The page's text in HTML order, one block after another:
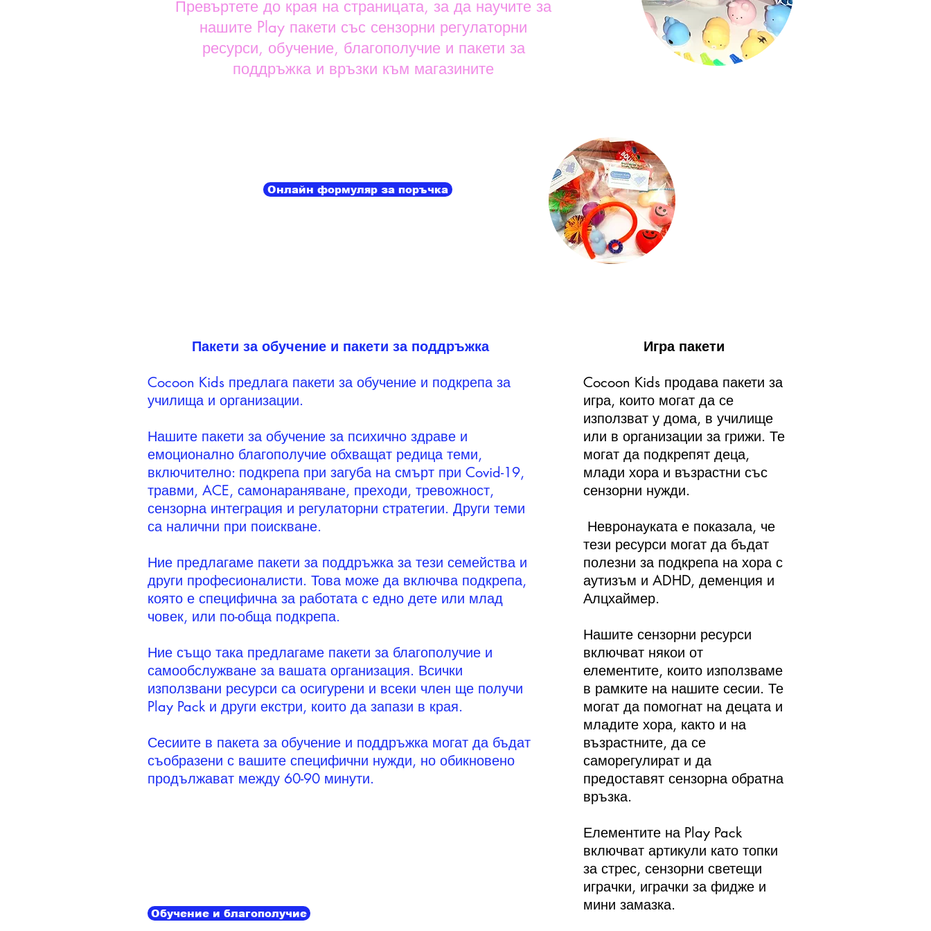
Превъртете до края на страницата, за да научите за
нашите Play пакети със сензорни регулаторни
ресурси, обучение, благополучие и пакети за
поддръжка и връзки към магазините
Онлайн формуляр за поръчка
Пакети за обучение и пакети за поддръжка
Cocoon Kids предлага пакети за обучение и подкрепа за
училища и организации.
Нашите пакети за обучение за психично здраве и
емоционално благополучие обхващат редица теми,
включително: подкрепа при загуба на смърт при Covid-19,
травми, ACE, самонараняване, преходи, тревожност,
сензорна интеграция и регулаторни стратегии. Други теми
са налични при поискване.
Ние предлагаме пакети за поддръжка за тези семейства и
други професионалисти. Това може да включва подкрепа,
която е специфична за работата с едно дете или млад
човек, или по-обща подкрепа.
Ние също така предлагаме пакети за благополучие и
самообслужване за вашата организация. Всички
използвани ресурси са осигурени и всеки член ще получи
Play Pack и други екстри, които да запази в края.
Сесиите в пакета за обучение и поддръжка могат да бъдат
съобразени с вашите специфични нужди, но обикновено
продължават между 60-90 минути.
Обучение и благополучие
Игра пакети
Cocoon Kids продава пакети за
игра, които могат да се
използват у дома, в училище
или в организации за грижи. Те
могат да подкрепят деца,
млади хора и възрастни със
сензорни нужди.
Невронауката е показала, че
тези ресурси могат да бъдат
полезни за подкрепа на хора с
аутизъм и ADHD, деменция и
Алцхаймер.
Нашите сензорни ресурси
включват някои от
елементите, които използваме
в рамките на нашите сесии. Те
могат да помогнат на децата и
младите хора, както и на
възрастните, да се
саморегулират и да
предоставят сензорна обратна
връзка.
Елементите на Play Pack
включват артикули като топки
за стрес, сензорни светещи
играчки, играчки за фидже и
мини замазка.